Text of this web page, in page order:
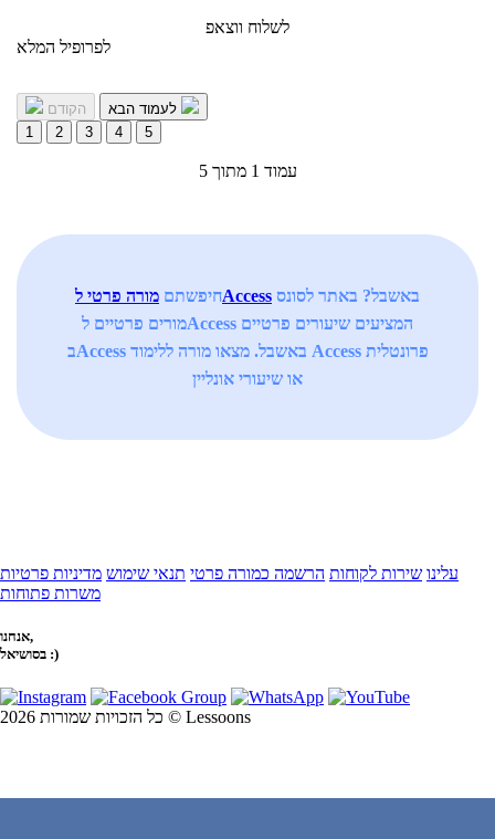
לשלוח ווצאפ
לפרופיל המלא
הקודם
1
2 3 4 5
עמוד 1 מתוך 5
חיפשתםמורה פרטי לAccess
מורים פרטיים לAccess המציעים שיעורים פרטיים
בAccess באשבל. מצאו מורה ללימוד Access פרונטלית
או שיעורי אונליין
עלינו שירות לקוחות הרשמה כמורה פרטי תנאי שימוש מדיניות פרטיות
משרות פתוחות
אנחנו,
בסושיאל :)
כל הזכויות שמורות 2026 © Lessoons